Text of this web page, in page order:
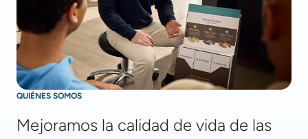
QUIÉNES SOMOS
Mejoramos la calidad de vida de las